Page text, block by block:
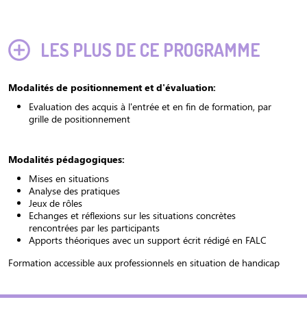
LES PLUS DE CE PROGRAMME
Modalités de positionnement et d'évaluation:
Evaluation des acquis à l'entrée et en fin de formation, par
grille de positionnement
Modalités pédagogiques:
Mises en situations
Analyse des pratiques
Jeux de rôles
Echanges et réflexions sur les situations concrètes
rencontrées par les participants
Apports théoriques avec un support écrit rédigé en FALC
Formation accessible aux professionnels en situation de handicap